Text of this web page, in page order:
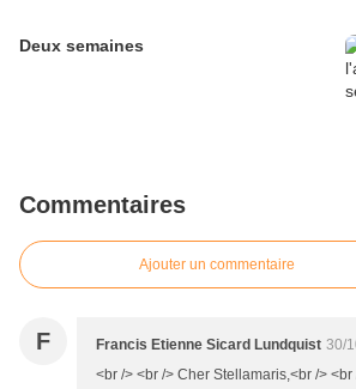
Deux semaines
Commentaires
Ajouter un commentaire
F Francis Etienne Sicard Lundquist 30/
<br /> <br /> Cher Stellamaris,<br /> <br